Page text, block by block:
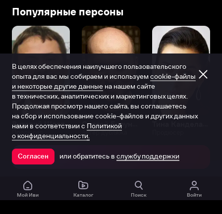
Популярные персоны
Виталий Шляппо
Продюсер Актёр дубляжа
Открыть в приложении
Мой Иви Каталог Поиск Войти
В целях обеспечения наилучшего пользовательского
опыта для вас мы собираем и используем cookie-файлы
и некоторые другие данные на нашем сайте
в технических, аналитических и маркетинговых целях.
Продолжая просмотр нашего сайта, вы соглашаетесь
на сбор и использование cookie-файлов и других данных
нами в соответствии с Политикой
о конфиденциальности.
Согласен или обратитесь в службу поддержки